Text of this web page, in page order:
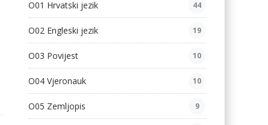
O01 Hrvatski jezik 44
O02 Engleski jezik 19
O03 Povijest 10
O04 Vjeronauk 10
O05 Zemljopis 9